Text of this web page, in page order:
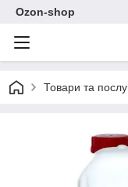
Ozon-shop
Товари та